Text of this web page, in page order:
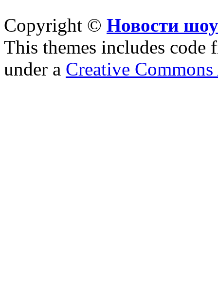
Copyright © Новости
This themes includes code
under a Creative